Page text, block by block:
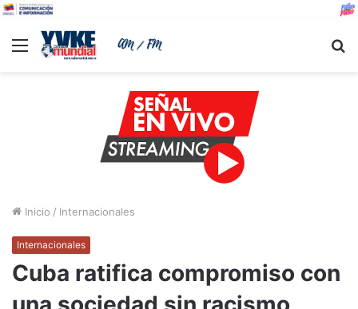
Menu
Inicio / Internacionales
Internacionales
Cuba ratifica compromiso con